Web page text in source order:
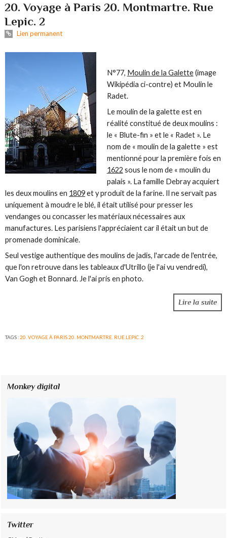
20. Voyage à Paris 20. Montmartre. Rue
Lepic. 2
Lien permanent
N°77, Moulin de la Galette(image
Wikipédia ci-contre) et Moulin le
Radet.
Lemoulin de la galetteest en
réalité constitué de deux moulins :
le « Blute-fin » et le « Radet ». Le
nom de « moulin de la galette » est
mentionné pour la première fois en
1622 sous le nom de « moulin du
palais ». La famille Debray acquiert
les deux moulins en 1809et y produit de la farine. Il ne servait pas
uniquement à moudre le blé, il était utilisé pour presser les
vendanges ou concasser les matériaux nécessaires aux
manufactures. Les parisiens l'appréciaient car il était un but de
promenade dominicale.
Seul vestige authentique des moulins de jadis, l'arcade de l'entrée,
que l'on retrouve dans les tableaux d'Utrillo (je l'ai vu vendredi),
Van Gogh et Bonnard. Je l'ai pris en photo.
Lire la suite
TAGS :20. VOYAGE À PARIS 20. MONTMARTRE. RUE LEPIC. 2
Monkey digital
Twitter